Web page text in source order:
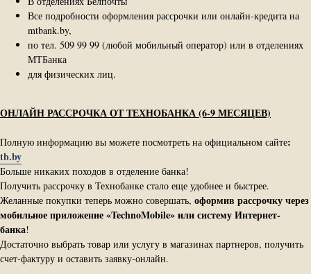
Все подробности оформления рассрочки или онлайн-кредита на
mtbank.by,
по тел. 509 99 99 (любой мобильный оператор) или в отделениях
МТБанка
для физических лиц.
ОНЛАЙН РАССРОЧКА ОТ ТЕХНОБАНКА (6-9 МЕСЯЦЕВ)
Полную информацию вы можете посмотреть на официальном сайте:
tb.by
Больше никаких походов в отделение банка!
Получить рассрочку в Технобанке стало еще удобнее и быстрее.
Желанные покупки теперь можно совершать, оформив рассрочку через
мобильное приложение «TechnoMobile» или систему Интернет-​
банка!
Достаточно выбрать товар или услугу в магазинах партнеров, получить
счет-​фактуру и оставить заявку-​онлайн.